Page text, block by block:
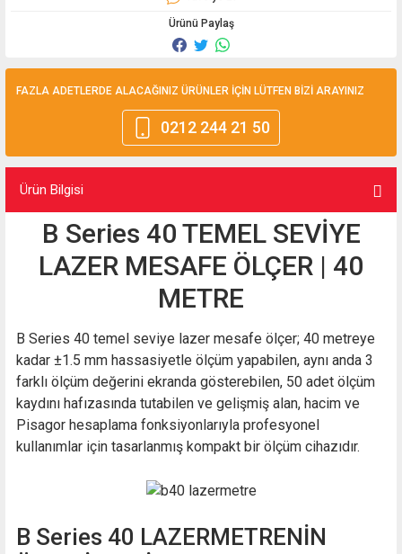
Ürünü Paylaş
FAZLA ADETLERDE ALACAĞINIZ ÜRÜNLER İÇİN LÜTFEN BİZİ ARAYINIZ
0212 244 21 50
Ürün Bilgisi
B Series 40 TEMEL SEVİYE
LAZER MESAFE ÖLÇER | 40
METRE
B Series 40 temel seviye lazer mesafe ölçer; 40 metreye
kadar ±1.5 mm hassasiyetle ölçüm yapabilen, aynı anda 3
farklı ölçüm değerini ekranda gösterebilen, 50 adet ölçüm
kaydını hafızasında tutabilen ve gelişmiş alan, hacim ve
Pisagor hesaplama fonksiyonlarıyla profesyonel
kullanımlar için tasarlanmış kompakt bir ölçüm cihazıdır.
B Series 40 LAZERMETRENİN